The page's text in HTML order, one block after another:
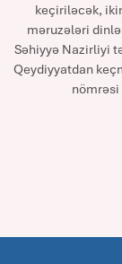
keçiriləcək,
məruzələri
Səhiyyə Nazirliyi
Qeydiyyatdan
nömrəsi